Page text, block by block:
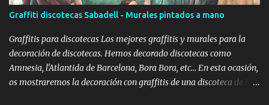
espía, monstruo, lo que haga falta para escapar del marrón de
turno. Porque si algo define a Mortadelo es el disfraz. Y si algo
define al graffiti profesional es la transformación del espacio. Aquí
se juntaron las dos cosas. Mortadelo y Filemó...
Graffiti discotecas Sabadell - Murales pintados a mano
Graffitis para discotecas Los mejores graffitis y murales para la
decoración de discotecas. Hemos decorado discotecas como
Amnesia, l'Atlantida de Barcelona, Bora Bora, etc... En esta ocasión,
os mostraremos la decoración con graffitis de una discoteca de la